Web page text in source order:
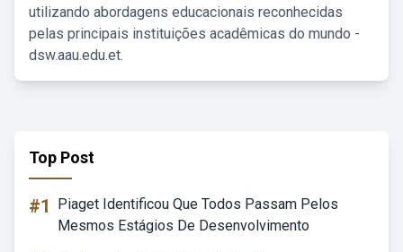
utilizando abordagens educacionais reconhecidas
pelas principais instituições acadêmicas do mundo -
dsw.aau.edu.et.
Top Post
#1
Piaget Identificou Que Todos Passam Pelos
Mesmos Estágios De Desenvolvimento